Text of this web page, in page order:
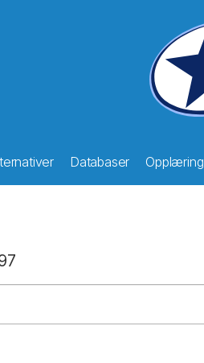
Databaser Opplæring